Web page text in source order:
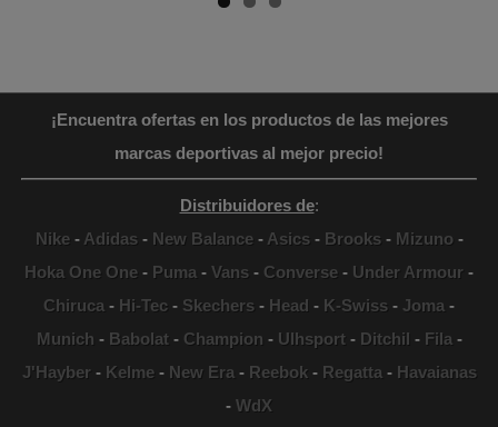
¡Encuentra ofertas en los productos de las mejores
marcas deportivas al mejor precio!
Distribuidores de:
Nike- Adidas- New Balance- Asics- Brooks- Mizuno-
Hoka One One - Puma - Vans - Converse - Under Armour -
Chiruca - Hi-Tec - Skechers - Head - K-Swiss - Joma -
Munich - Babolat- Champion - Ulhsport- Ditchil - Fila -
J'Hayber- Kelme- New Era - Reebok- Regatta - Havaianas
- WdX